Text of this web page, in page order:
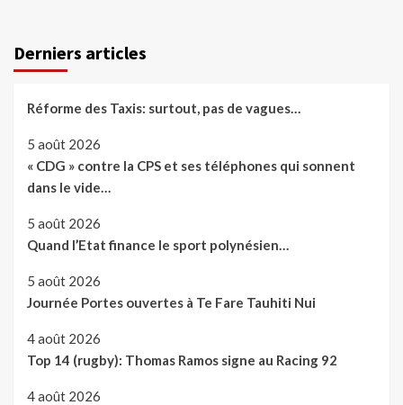
Derniers articles
Réforme des Taxis: surtout, pas de vagues…
5 août 2026
« CDG » contre la CPS et ses téléphones qui sonnent
dans le vide…
5 août 2026
Quand l’Etat finance le sport polynésien…
5 août 2026
Journée Portes ouvertes à Te Fare Tauhiti Nui
4 août 2026
Top 14 (rugby): Thomas Ramos signe au Racing 92
4 août 2026